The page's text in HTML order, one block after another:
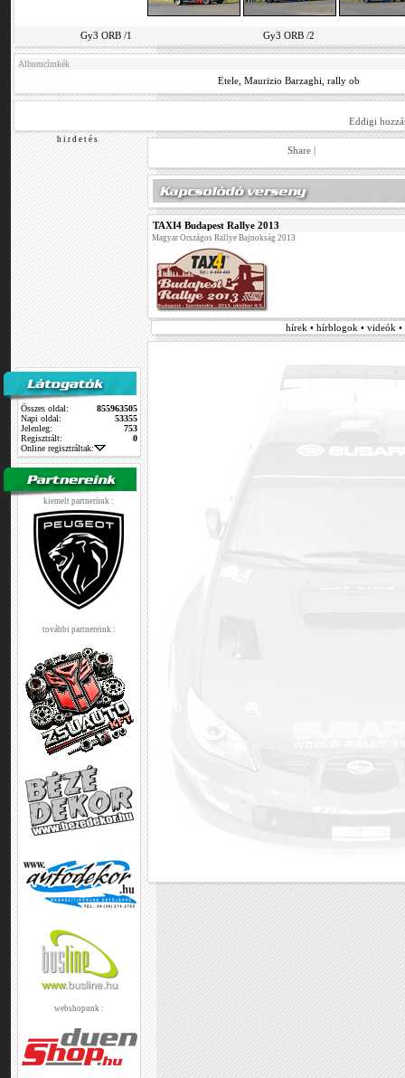
Gy3 ORB /1 Gy3 ORB /2
Albumcímkék
Etele ,Maurizio Barzaghi ,rally ob
Eddigi
h i r d e t é s
Összes oldal:
855963505
Napi oldal:
53355
Jelenleg:
753
Regisztrált:
0
Online regisztráltak:
kiemelt partnerünk :
további partnereink :
webshopunk :
Share |
TAXI4 Budapest Rallye 2013
Magyar Országos Rallye Bajnokság 2013
hírek • hírblogok • videók